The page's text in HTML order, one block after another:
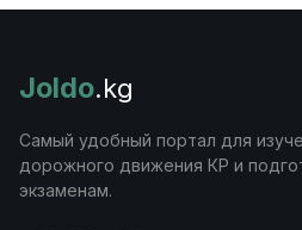
Joldo.kg
Самый удобный портал для
дорожного движения КР и
экзаменам.